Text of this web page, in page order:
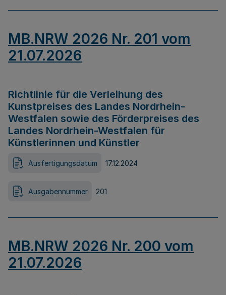
MB.NRW 2026 Nr. 201 vom
21.07.2026
Richtlinie für die Verleihung des
Kunstpreises des Landes Nordrhein-
Westfalen sowie des Förderpreises des
Landes Nordrhein-Westfalen für
Künstlerinnen und Künstler
Ausfertigungsdatum 17.12.2024
Ausgabennummer 201
MB.NRW 2026 Nr. 200 vom
21.07.2026